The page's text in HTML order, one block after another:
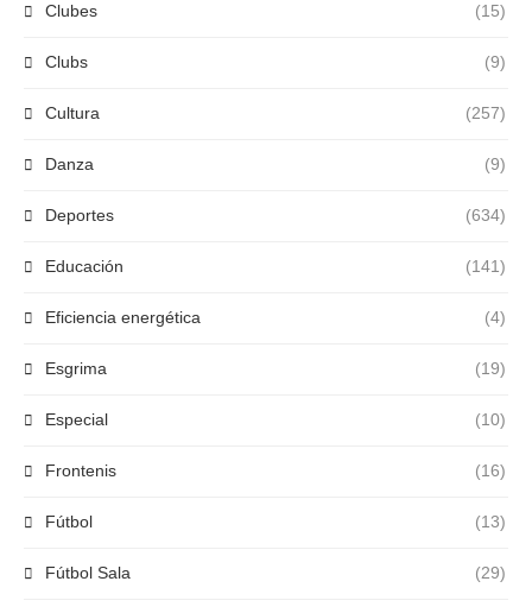
Clubes (15)
Clubs (9)
Cultura (257)
Danza (9)
Deportes (634)
Educación (141)
Eficiencia energética (4)
Esgrima (19)
Especial (10)
Frontenis (16)
Fútbol (13)
Fútbol Sala (29)